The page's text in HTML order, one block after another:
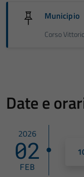
Municipio
Corso
Date e
2026
02
FEB